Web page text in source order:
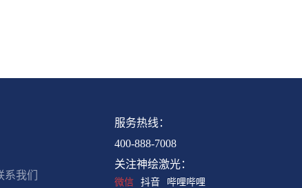
服务热线：
400-888-7008
关注神绘激光：
微信 抖音 哔哩哔哩